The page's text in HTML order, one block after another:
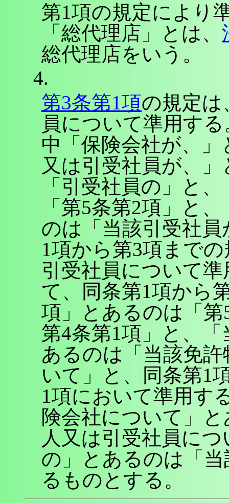
第1項の規定により
「総代理店」とは、
総代理店をいう。
4.
第3条第1項の規定は
員について準用す
中「保険会社が、
又は引受社員が、
「引受社員の」と
「第5条第2項」と
のは「当該引受社
1項から第3項まで
引受社員について
て、同条第1項から
項」とあるのは「
第4条第1項」と、
あるのは「当該免
いて」と、同条第1
1項において準用す
険会社について」
人又は引受社員に
の」とあるのは「
るものとする。